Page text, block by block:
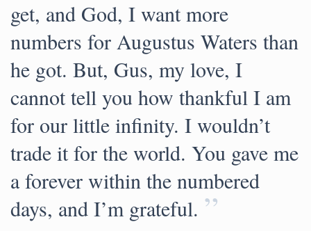
get, and God, I want more
numbers for Augustus Waters than
he got. But, Gus, my love, I
cannot tell you how thankful I am
for our little infinity. I wouldn’t
trade it for the world. You gave me
a forever within the numbered
days, and I’m grateful. ”